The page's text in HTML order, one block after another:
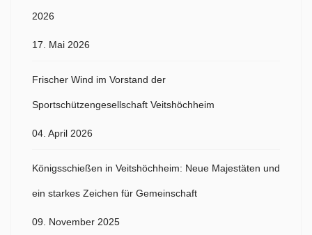
2026
17. Mai 2026
Frischer Wind im Vorstand der
Sportschützengesellschaft Veitshöchheim
04. April 2026
Königsschießen in Veitshöchheim: Neue Majestäten und
ein starkes Zeichen für Gemeinschaft
09. November 2025